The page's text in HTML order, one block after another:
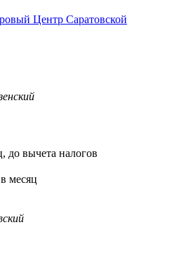
Центр Саратовской
до вычета налогов
месяц